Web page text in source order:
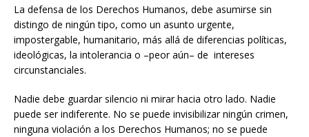
La defensa de los Derechos Humanos, debe asumirse sin
distingo de ningún tipo, como un asunto urgente,
impostergable, humanitario, más allá de diferencias políticas,
ideológicas, la intolerancia o –peor aún– de intereses
circunstanciales.
Nadie debe guardar silencio ni mirar hacia otro lado. Nadie
puede ser indiferente. No se puede invisibilizar ningún crimen,
ninguna violación a los Derechos Humanos; no se puede